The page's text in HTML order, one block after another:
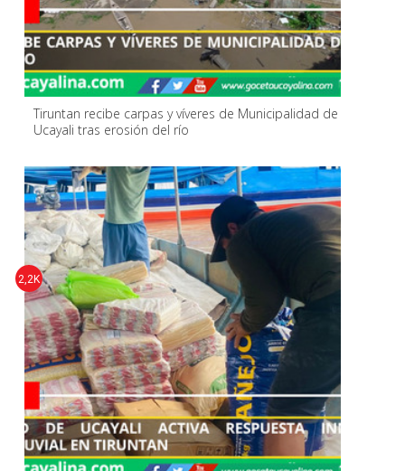
Tiruntan recibe carpas y víveres de Municipalidad de
Ucayali tras erosión del río
2,2K